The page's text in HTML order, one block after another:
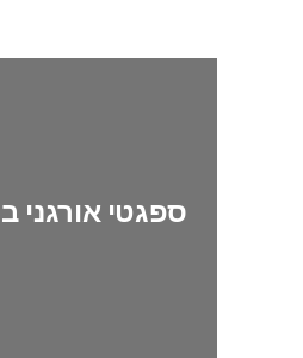
ספגטי אורגני